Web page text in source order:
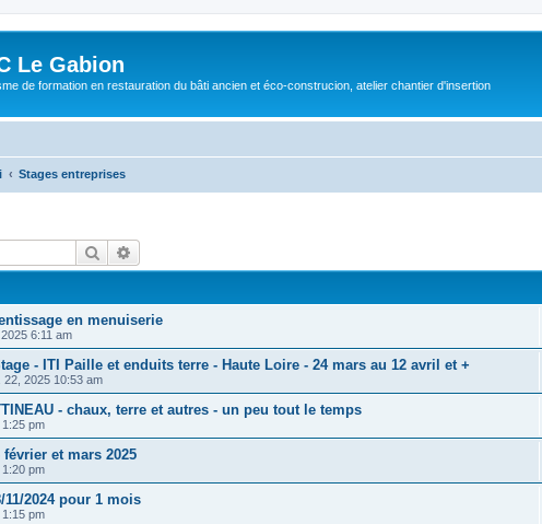
Le Gabion
de formation en restauration du bâti ancien et éco-construcion, atelier chantier d'insertion
Stages entreprises
Rechercher
en menuiserie
6:11 am
- ITI Paille et enduits terre - Haute Loire - 24 mars au 12 avril et +
22, 2025 10:53 am
- chaux, terre et autres - un peu tout le temps
pm
et mars 2025
pm
2024 pour 1 mois
pm